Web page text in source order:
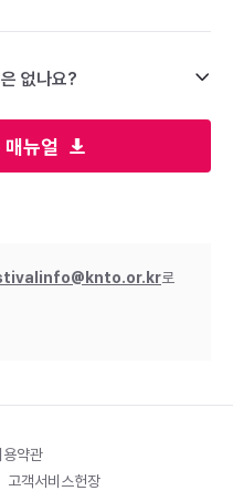
뉴얼
없나요?
로
약관
고객서비스헌장